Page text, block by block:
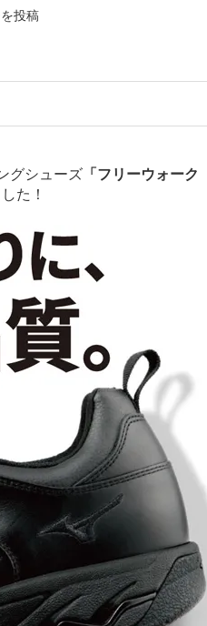
投稿
グシューズ 「フリーウォーク
た！